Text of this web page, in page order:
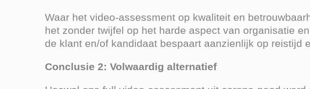
Waar het video-assessment op kwaliteit en
het zonder twijfel op het harde aspect van organisatie
de klant en/of kandidaat bespaart aanzienlijk op reistijd
Conclusie 2: Volwaardig alternatief